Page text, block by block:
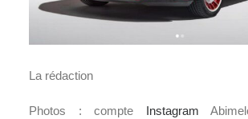
La rédaction
Photos : compte Instagram